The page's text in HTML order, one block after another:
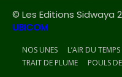
© Les Editions Sidwaya
UBICOM
NOS UNES L’AIR DU TEMPS
TRAIT DE PLUME
POULS